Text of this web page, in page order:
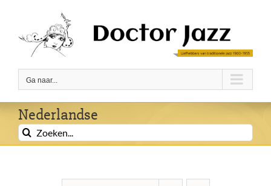
inhoud
Ga naar...
Nederlandse
Zoeken
naar: